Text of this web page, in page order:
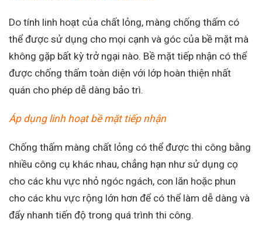
Do tính linh hoạt của chất lỏng, màng chống thấm có
thể được sử dụng cho mọi cạnh và góc của bề mặt mà
không gặp bất kỳ trở ngại nào. Bề mặt tiếp nhận có thể
được chống thấm toàn diện với lớp hoàn thiện nhất
quán cho phép dễ dàng bảo trì.
Áp dụng linh hoạt bề mặt tiếp nhận
Chống thấm màng chất lỏng có thể được thi công bằng
nhiều công cụ khác nhau, chẳng hạn như sử dụng cọ
cho các khu vực nhỏ ngóc ngách, con lăn hoặc phun
cho các khu vực rộng lớn hơn để có thể làm dễ dàng và
đẩy nhanh tiến độ trong quá trình thi công.